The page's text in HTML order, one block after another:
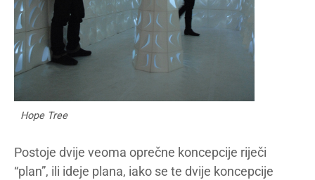
Hope Tree
Postoje dvije veoma oprečne koncepcije riječi
“plan”, ili ideje plana, iako se te dvije koncepcije